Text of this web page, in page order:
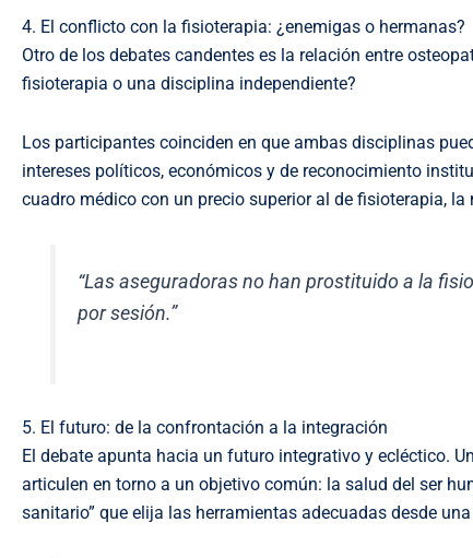
4. El conflicto con la fisioterapia: ¿enemigas o hermanas?
Otro de los debates candentes es la relación entre
fisioterapia o una disciplina independiente?
Los participantes coinciden en que ambas disciplinas
intereses políticos, económicos y de reconocimiento
cuadro médico con un precio superior al de fisioterapia,
“Las aseguradoras no han prostituido a la
por sesión.”
5. El futuro: de la confrontación a la integración
El debate apunta hacia un futuro integrativo y ecléctico.
articulen en torno a un objetivo común: la salud del ser
sanitario” que elija las herramientas adecuadas desde